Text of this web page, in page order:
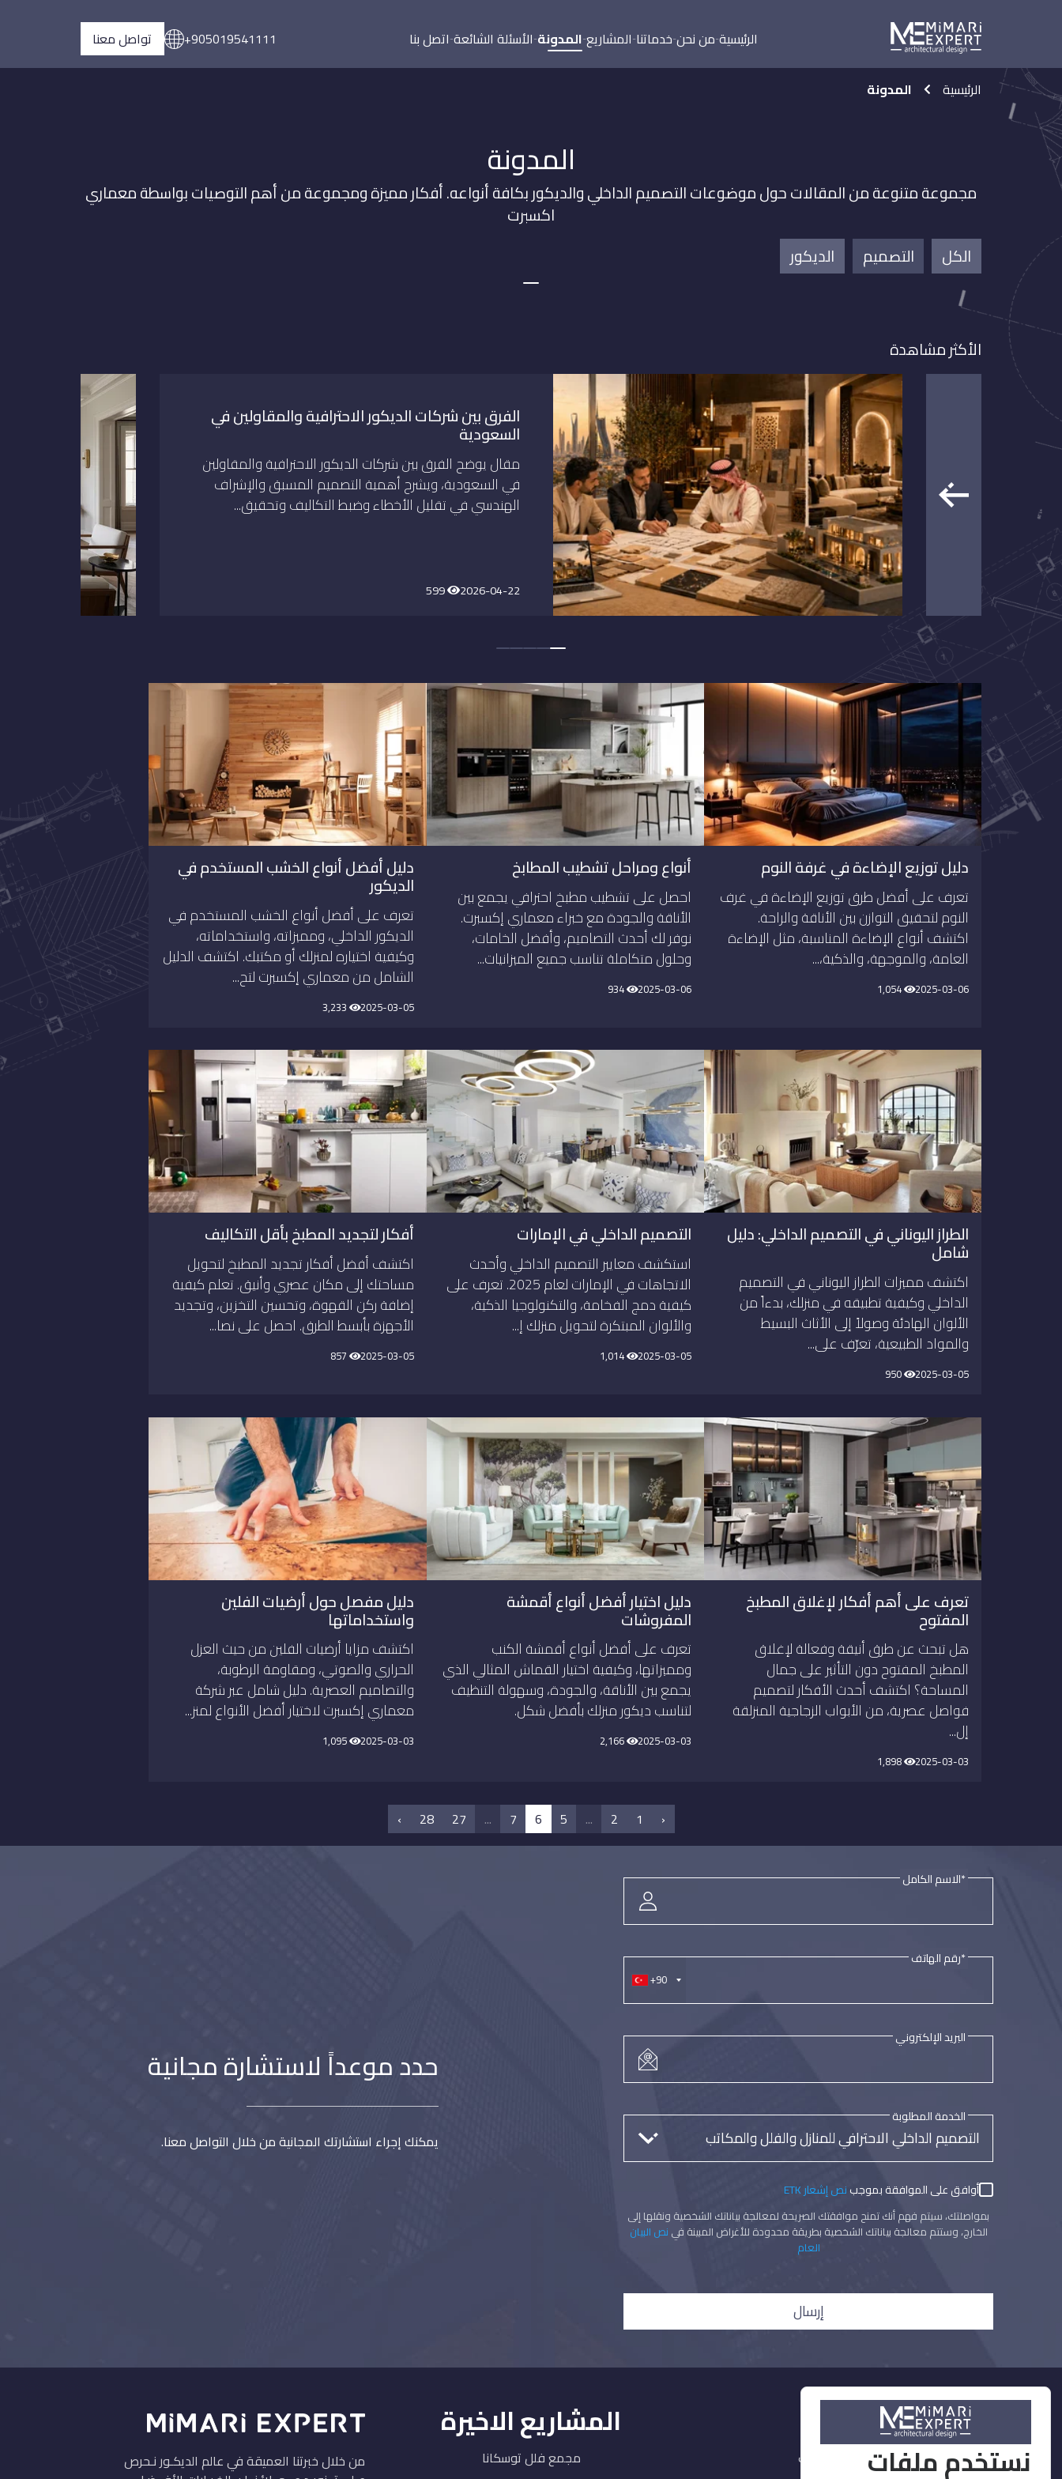
الرئيسية من نحن خدماتنا المشاريع المدونة الأسئلة الشائعة اتصل بنا +905019541111 تواصل معنا
الرئيسية المدونة
المدونة
مجموعة متنوعة من المقالات حول موضوعات التصميم الداخلي والديكور بكافة أنواعه. أفكار مميزة ومجموعة من أهم التوصيات بواسطة معماري
اكسبرت
الكل
التصميم الديكور
الأكثر مشاهدة
الفرق بين شركات الديكور الاحترافية والمقاولين في
السعودية
مقال يوضح الفرق بين شركات الديكور الاحترافية والمقاولين
في السعودية، ويشرح أهمية التصميم المسبق والإشراف
الهندسي في تقليل الأخطاء وضبط التكاليف وتحقيق...
2026-04-22
599
دليل توزيع الإضاءة في غرفة النوم
تعرف على أفضل طرق توزيع الإضاءة في غرف
النوم لتحقيق التوازن بين الأناقة والراحة.
اكتشف أنواع الإضاءة المناسبة، مثل الإضاءة
العامة، والموجهة، والذكية،...
2025-03-06
أنواع ومراحل تشطيب المطابخ
احصل على تشطيب مطبخ احترافي يجمع بين
الأناقة والجودة مع خبراء معماري إكسبرت.
نوفر لك أحدث التصاميم، وأفضل الخامات،
وحلول متكاملة تناسب جميع الميزانيات...
2025-03-06
934
دليل أفضل أنواع الخشب المستخدم في
الديكور
تعرف على أفضل أنواع الخشب المستخدم في
الديكور الداخلي، ومميزاته، واستخداماته،
وكيفية اختياره لمنزلك أو مكتبك. اكتشف الدليل
الشامل من معماري إكسبرت لتح...
2025-03-05
الطراز اليوناني في التصميم الداخلي: دليل
شامل
اكتشف مميزات الطراز اليوناني في التصميم
الداخلي وكيفية تطبيقه في منزلك، بدءاً من
الألوان الهادئة وصولاً إلى الأثاث البسيط
والمواد الطبيعية، تعرّف على...
2025-03-05
التصميم الداخلي في الإمارات
استكشف معايير التصميم الداخلي وأحدث
الاتجاهات في الإمارات لعام 2025. تعرف على
كيفية دمج الفخامة، والتكنولوجيا الذكية،
والألوان المبتكرة لتحويل منزلك إ...
2025-03-05
1,014
أفكار لتجديد المطبخ بأقل التكاليف
اكتشف أفضل أفكار تجديد المطبخ لتحويل
مساحتك إلى مكان عصري وأنيق. تعلم كيفية
إضافة ركن القهوة، وتحسين التخزين، وتجديد
الأجهزة بأبسط الطرق. احصل على نصا...
2025-03-05
تعرف على أهم أفكار لإغلاق المطبخ
المفتوح
هل تبحث عن طرق أنيقة وفعالة لإغلاق
المطبخ المفتوح دون التأثير على جمال
المساحة؟ اكتشف أحدث الأفكار لتصميم
فواصل عصرية، من الأبواب الزجاجية المنزلقة
إل...
2025-03-03
دليل اختيار أفضل أنواع أقمشة
المفروشات
تعرف على أفضل أنواع أقمشة الكنب
ومميزاتها، وكيفية اختيار القماش المثالي الذي
يجمع بين الأناقة، والجودة، وسهولة التنظيف
لتناسب ديكور منزلك بأفضل شكل.
2025-03-03
2,166
دليل مفصل حول أرضيات الفلين
واستخداماتها
اكتشف مزايا أرضيات الفلين من حيث العزل
الحراري والصوتي، ومقاومة الرطوبة،
والتصاميم العصرية. دليل شامل عبر شركة
معماري إكسبرت لاختيار أفضل الأنواع لمنز...
2025-03-03
1,095
‹
1
2
...
5
6
7
...
27
28
›
حدد موعداً لاستشارة مجانية
يمكنك إجراء استشارتك المجانية من خلال التواصل معنا.
*الاسم الكامل
+90
*رقم الهاتف
البريد الإلكتروني
الخدمة المطلوبة
أوافق على الموافقة بموجبنص إشعار ETK
بمواصلتك، سيتم فهم أنك تمنح موافقتك الصريحة لمعالجة بياناتك الشخصية ونقلها إلى
الخارج، وستتم معالجة بياناتك الشخصية بطريقة محدودة للأغراض المبينة في نص البيان
العام
إرسال
من خلال خبرتنا العميقة في عالم الديكـور نـحرص
المشاريع الاخيرة
مجمع فلل توسكانا
ديكور وتشطيباتنستخدم ملفات